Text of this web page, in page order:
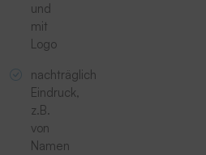
und
mit
Logo
nachträglich
Eindruck,
z.B.
von
Namen